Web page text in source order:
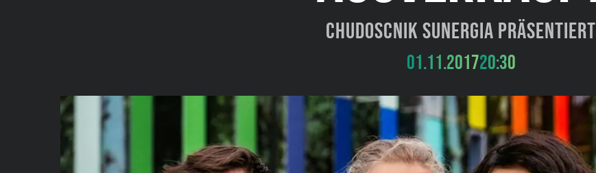
Chudoscnik Sunergia präsentiert
01.11.201720:30